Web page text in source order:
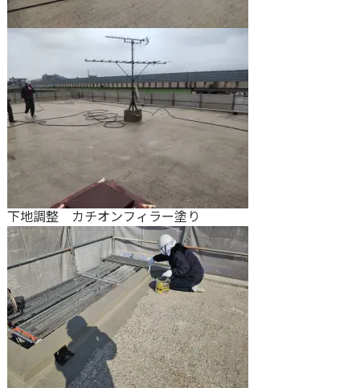
下地調整 カチオンフィラー塗り